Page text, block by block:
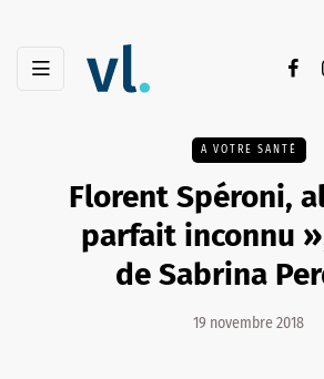
A VOTRE SANTÉ
Florent Spéroni,
parfait inconnu
de Sabrina
19 novembre 2018